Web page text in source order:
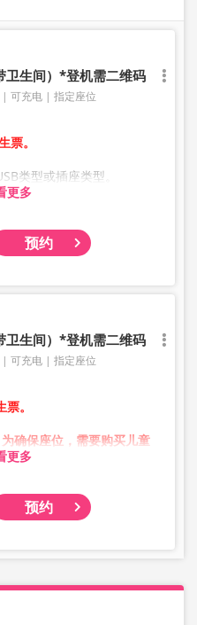
卫生间）*登机需二维码
可充电 指定座位
票。
类型或插座类型。
车辆及座位规格可能在未提
更多
预约
卫生间）*登机需二维码
可充电 指定座位
。
确保座位，需要购买儿童
，无法进行预约。
务。
更多
预约